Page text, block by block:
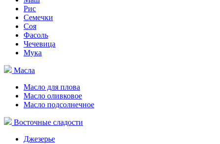
Рис
Семечки
Соя
Фасоль
Чечевица
Мука
Масла
Масло для плова
Масло оливковое
Масло подсолнечное
Восточные сладости
Джезерье